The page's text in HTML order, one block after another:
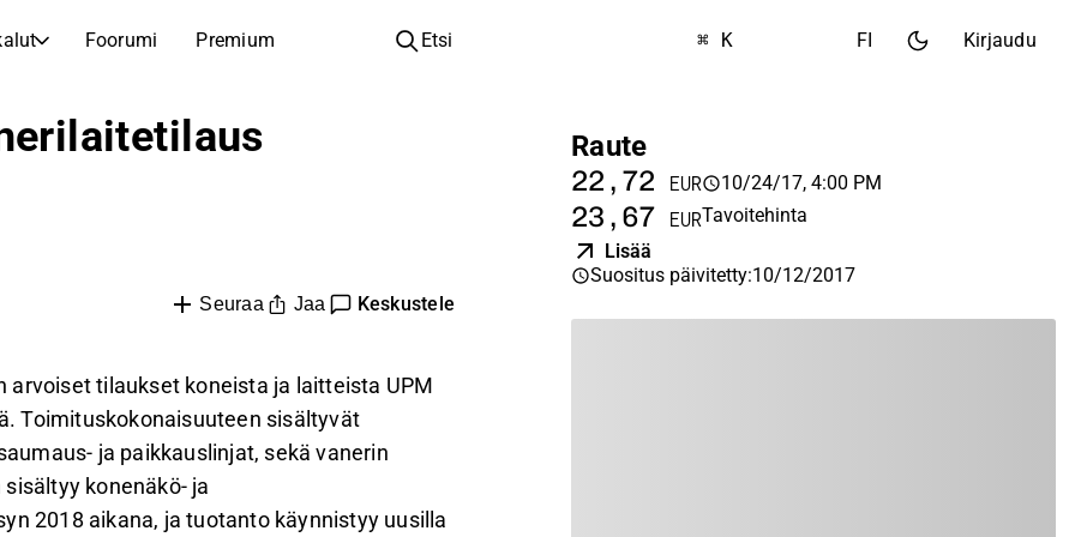
Foorumi Premium
Yhtiöt
Listautumiset
Yhtiökokouskutsut
Analyysikoulu
Salkunhaltijat
Etsi ⌘ K FI Kirjaudu
Seuraa Jaa Keskustele
arvoiset tilaukset koneista ja laitteista UPM
Toimituskokonaisuuteen sisältyvät
ja paikkauslinjat, sekä vanerin
konenäkö- ja
2018 aikana, ja tuotanto käynnistyy uusilla
Raute
22,72 EUR 10/24/17, 4:00 PM
23,67 EURTavoitehinta
Lisää
Suositus päivitetty:10/12/2017